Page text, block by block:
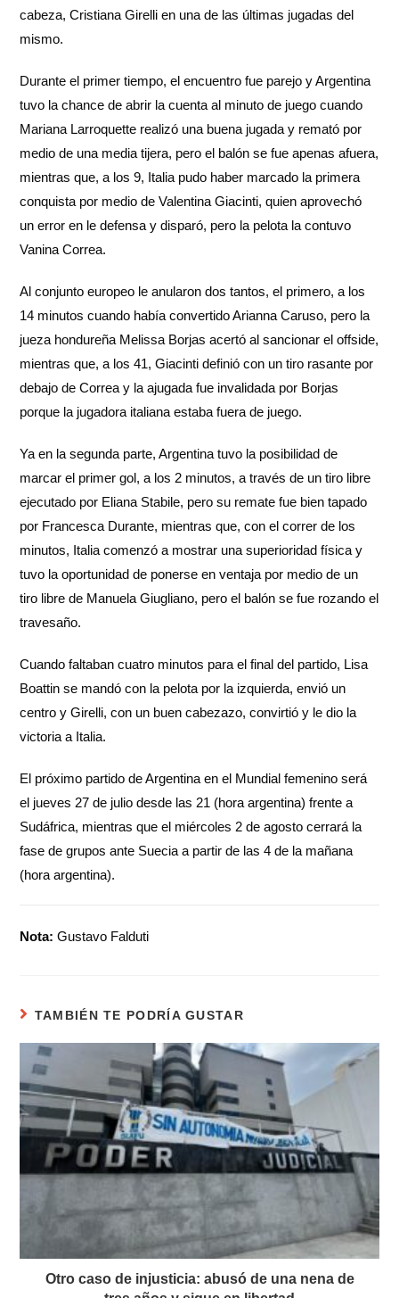
cabeza, Cristiana Girelli en una de las últimas jugadas del
mismo.
Durante el primer tiempo, el encuentro fue parejo y Argentina
tuvo la chance de abrir la cuenta al minuto de juego cuando
Mariana Larroquette realizó una buena jugada y remató por
medio de una media tijera, pero el balón se fue apenas afuera,
mientras que, a los 9, Italia pudo haber marcado la primera
conquista por medio de Valentina Giacinti, quien aprovechó
un error en le defensa y disparó, pero la pelota la contuvo
Vanina Correa.
Al conjunto europeo le anularon dos tantos, el primero, a los
14 minutos cuando había convertido Arianna Caruso, pero la
jueza hondureña Melissa Borjas acertó al sancionar el offside,
mientras que, a los 41, Giacinti definió con un tiro rasante por
debajo de Correa y la ajugada fue invalidada por Borjas
porque la jugadora italiana estaba fuera de juego.
Ya en la segunda parte, Argentina tuvo la posibilidad de
marcar el primer gol, a los 2 minutos, a través de un tiro libre
ejecutado por Eliana Stabile, pero su remate fue bien tapado
por Francesca Durante, mientras que, con el correr de los
minutos, Italia comenzó a mostrar una superioridad física y
tuvo la oportunidad de ponerse en ventaja por medio de un
tiro libre de Manuela Giugliano, pero el balón se fue rozando el
travesaño.
Cuando faltaban cuatro minutos para el final del partido, Lisa
Boattin se mandó con la pelota por la izquierda, envió un
centro y Girelli, con un buen cabezazo, convirtió y le dio la
victoria a Italia.
El próximo partido de Argentina en el Mundial femenino será
el jueves 27 de julio desde las 21 (hora argentina) frente a
Sudáfrica, mientras que el miércoles 2 de agosto cerrará la
fase de grupos ante Suecia a partir de las 4 de la mañana
(hora argentina).
Nota: Gustavo Falduti
TAMBIÉN TE PODRÍA GUSTAR
Otro caso de injusticia: abusó de una nena de